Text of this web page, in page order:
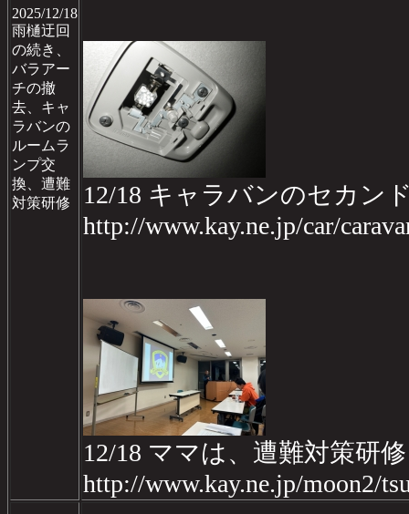
2025/12/18
雨樋迂回
の続き、
バラアー
チの撤
去、キャ
ラバンの
ルームラ
ンプ交
換、遭難
対策研修
12/18 キャラバンのセカン
http://www.kay.ne.jp/car/
12/18 ママは、遭難対策研
http://www.kay.ne.jp/moon2/